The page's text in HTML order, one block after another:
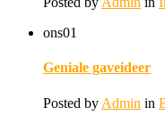
ons01
Geniale gaveideer
Posted by Admin in